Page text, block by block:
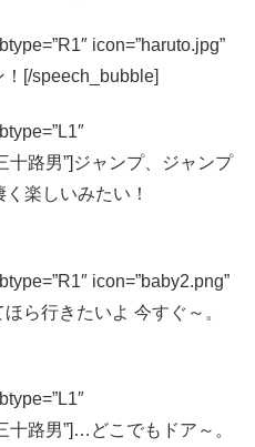
icon=”haruto.jpg”
！[/speech_bubble]
十路男”]ジャンプ、ジャンプ
楽しいみたい！
icon=”baby2.png”
ら行きたいよ 今すぐ～。
十路男”]…どこでもドア～。